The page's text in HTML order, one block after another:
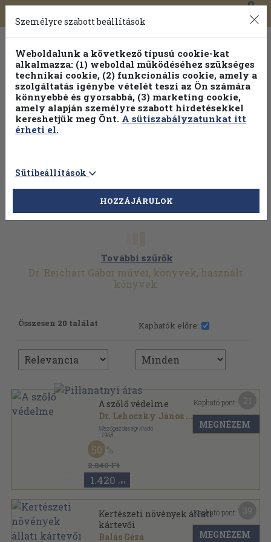
Toggle
navigation
0
Válogasson több mint 30 000 kötet közül
Hobbi témakörökben20% kedvezménnyel!
További szűrők
Dr. Reichart Gábor művei, könyvek, használt
könyvek
Összesen 20 találat Kaphatók előre:
A szőlő védelme
Dr. Lehoczky János ...
Mezőgazdasági Kiadó
1968
Vászon
2.840 Ft
50
1.420 ,-Ft
Kapható pont:
MEGNÉZEM
Kertészeti növények állati
kártevői
Balás Géza
Kapható pont:
MEGNÉZEM
Személyre szabott beállítások
Weboldalunk a következő típusú cookie-kat
alkalmazza: (1) weboldal működéséhez szükséges
technikai cookie, (2) funkcionális cookie, amely a
szolgáltatás igénybe vételét teszi az Ön számára
könnyebbé és gyorsabbá, (3) marketing cookie,
amely alapján személyre szabott hirdetésekkel
kereshetjük meg Önt. A sütiszabályzatunkat itt
érheti el.
Sütibeállítások
HOZZÁJÁRULOK